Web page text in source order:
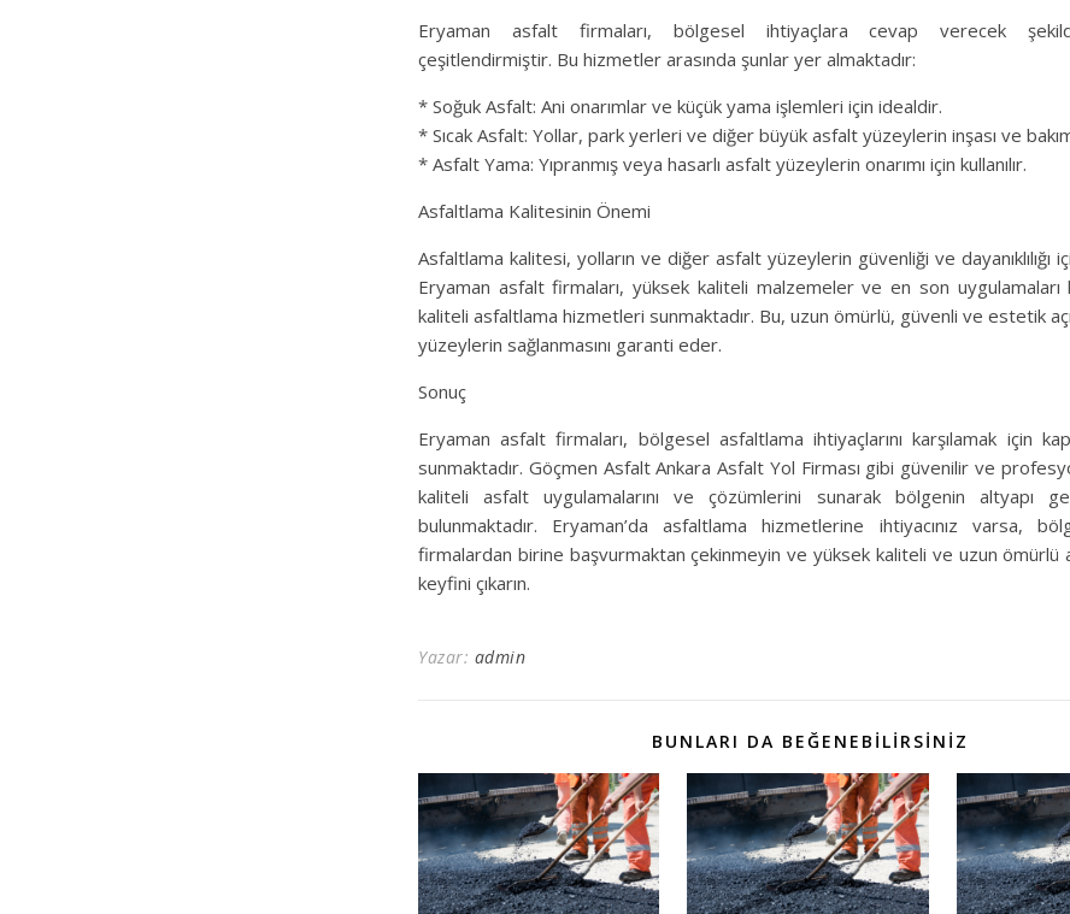
Eryaman asfalt firmaları, bölgesel ihtiyaçlara cevap verecek
çeşitlendirmiştir. Bu hizmetler arasında şunlar yer almaktadır:
* Soğuk Asfalt: Ani onarımlar ve küçük yama işlemleri için idealdir.
* Sıcak Asfalt: Yollar, park yerleri ve diğer büyük asfalt yüzeylerin inşası ve
* Asfalt Yama: Yıpranmış veya hasarlı asfalt yüzeylerin onarımı için kullanılır.
Asfaltlama Kalitesinin Önemi
Asfaltlama kalitesi, yolların ve diğer asfalt yüzeylerin güvenliği ve dayanıklılığı
Eryaman asfalt firmaları, yüksek kaliteli malzemeler ve en son uygulamaları
kaliteli asfaltlama hizmetleri sunmaktadır. Bu, uzun ömürlü, güvenli ve estetik
yüzeylerin sağlanmasını garanti eder.
Sonuç
Eryaman asfalt firmaları, bölgesel asfaltlama ihtiyaçlarını karşılamak için
sunmaktadır. Göçmen Asfalt Ankara Asfalt Yol Firması gibi güvenilir ve
kaliteli asfalt uygulamalarını ve çözümlerini sunarak bölgenin altyapı
bulunmaktadır. Eryaman’da asfaltlama hizmetlerine ihtiyacınız varsa,
firmalardan birine başvurmaktan çekinmeyin ve yüksek kaliteli ve uzun ömürlü
keyfini çıkarın.
Yazar: admin
BUNLARI DA BEĞENEBILIRSINIZ